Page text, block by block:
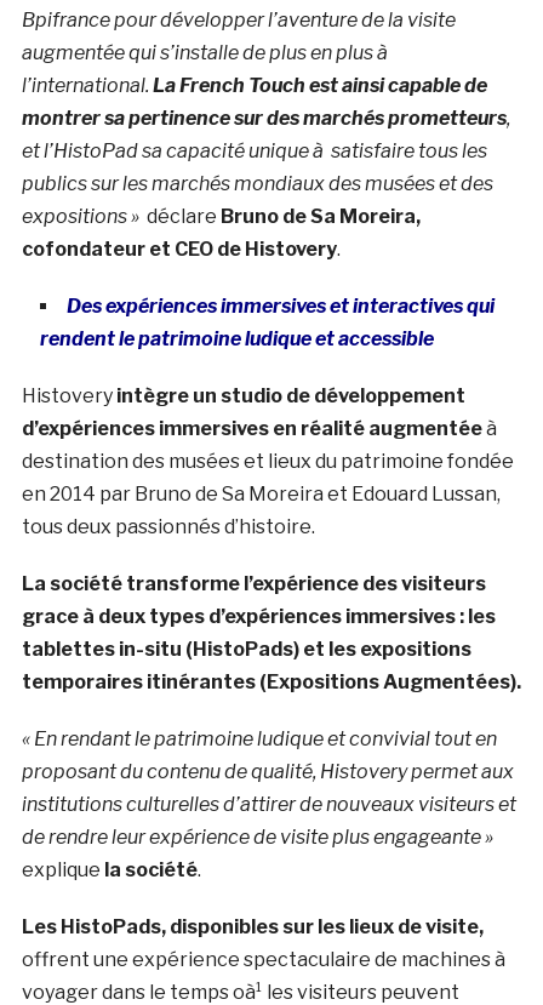
Bpifrance pour développer l’aventure de la visite
augmentée qui s’installe de plus en plus à
l’international. La French Touch est ainsi capable de
montrer sa pertinence sur des marchés prometteurs,
et l’HistoPad sa capacité unique à satisfaire tous les
publics sur les marchés mondiaux des musées et des
expositions »déclare Bruno de Sa Moreira,
cofondateur et CEO de Histovery.
Des expériences immersives et interactives qui
rendent le patrimoine ludique et accessible
Histovery intègre un studio de développement
d’expériences immersives en réalité augmentéeà
destination des musées et lieux du patrimoine fondée
en 2014 par Bruno de Sa Moreira et Edouard Lussan,
tous deux passionnés d’histoire.
La société transforme l’expérience des visiteurs
grace à deux types d’expériences immersives : les
tablettes in-situ (HistoPads) et les expositions
temporaires itinérantes (Expositions Augmentées).
« En rendant le patrimoine ludique et convivial tout en
proposant du contenu de qualité, Histovery permet aux
institutions culturelles d’attirer de nouveaux visiteurs et
de rendre leur expérience de visite plus engageante »
explique la société.
Les HistoPads, disponibles sur les lieux de visite,
offrent une expérience spectaculaire de machines à
voyager dans le temps oà¹ les visiteurs peuvent